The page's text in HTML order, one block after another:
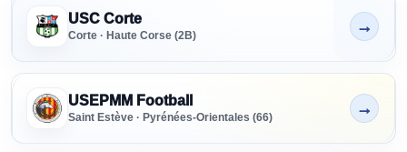
USC Corte
Corte · Haute Corse (2B)
Non indiqué
→
USEPMM Football
Saint Estève · Pyrénées-Orientales (66)
Non indiqué
→